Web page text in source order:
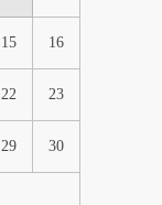
15 16
22 23
29 30